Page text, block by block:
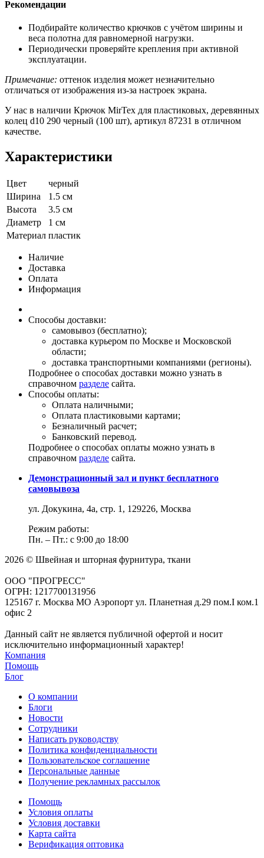
Рекомендации
Подбирайте количество крючков с учётом ширины и
веса полотна для равномерной нагрузки.
Периодически проверяйте крепления при активной
эксплуатации.
Примечание: оттенок изделия может незначительно
отличаться от изображения из‑за настроек экрана.
У нас в наличии Крючок MirTex для пластиковых, деревянных
колец d10 290 черный (100 шт), артикул 87231 в отличном
качестве.
Характеристики
Цвет
черный
Ширина
1.5 см
Высота
3.5 см
Диаметр
1 см
Материал пластик
Наличие
Доставка
Оплата
Информация
Способы доставки:
самовывоз (бесплатно);
доставка курьером по Москве и Московской
области;
доставка транспортными компаниями (регионы).
Подробнее о способах доставки можно узнать в
справочном разделе сайта.
Способы оплаты:
Оплата наличными;
Оплата пластиковыми картами;
Безналичный расчет;
Банковский перевод.
Подробнее о способах оплаты можно узнать в
справочном разделе сайта.
Демонстрационный зал и пункт бесплатного
самовывоза
ул. Докукина, 4а, стр. 1, 129226, Москва
Режим работы:
Пн. – Пт.: с 9:00 до 18:00
2026 © Швейная и шторная фурнитура, ткани
ООО "ПРОГРЕСС"
ОГРН: 1217700131956
125167 г. Москва МО Аэропорт ул. Планетная д.29 пом.I ком.1
офис 2
Данный сайт не является публичной офертой и носит
исключительно информационный характер!
Компания
Помощь
Блог
О компании
Блоги
Новости
Сотрудники
Написать руководству
Политика конфиденциальности
Пользовательское соглашение
Персональные данные
Получение рекламных рассылок
Помощь
Условия оплаты
Условия доставки
Карта сайта
Верификация оптовика